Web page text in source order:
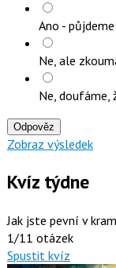
Ano -
Ne, ale
Ne, doufáme,
Odpověz
Zobraz výsledek
Kvíz týdne
Jak jste pevní v
1/11 otázek
Spustit kvíz